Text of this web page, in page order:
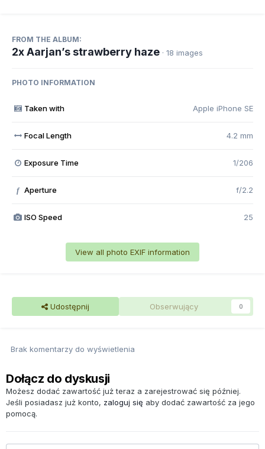
FROM THE ALBUM:
2x Aarjan’s strawberry haze · 18 images
PHOTO INFORMATION
Taken with Apple iPhone SE
Focal Length 4.2 mm
Exposure Time 1/206
f Aperture f/2.2
ISO Speed 25
View all photo EXIF information
Udostępnij Obserwujący 0
Brak komentarzy do wyświetlenia
Dołącz do dyskusji
Możesz dodać zawartość już teraz a zarejestrować się później.
Jeśli posiadasz już konto, zaloguj się aby dodać zawartość za jego
pomocą.